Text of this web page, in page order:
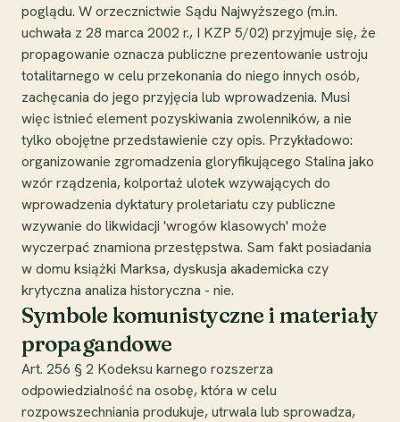
poglądu. W orzecznictwie Sądu Najwyższego (m.in.
uchwała z 28 marca 2002 r., I KZP 5/02) przyjmuje się, że
propagowanie oznacza publiczne prezentowanie ustroju
totalitarnego w celu przekonania do niego innych osób,
zachęcania do jego przyjęcia lub wprowadzenia. Musi
więc istnieć element pozyskiwania zwolenników, a nie
tylko obojętne przedstawienie czy opis. Przykładowo:
organizowanie zgromadzenia gloryfikującego Stalina jako
wzór rządzenia, kolportaż ulotek wzywających do
wprowadzenia dyktatury proletariatu czy publiczne
wzywanie do likwidacji 'wrogów klasowych' może
wyczerpać znamiona przestępstwa. Sam fakt posiadania
w domu książki Marksa, dyskusja akademicka czy
krytyczna analiza historyczna - nie.
Symbole komunistyczne i materiały
propagandowe
Art. 256 § 2 Kodeksu karnego rozszerza
odpowiedzialność na osobę, która w celu
rozpowszechniania produkuje, utrwala lub sprowadza,